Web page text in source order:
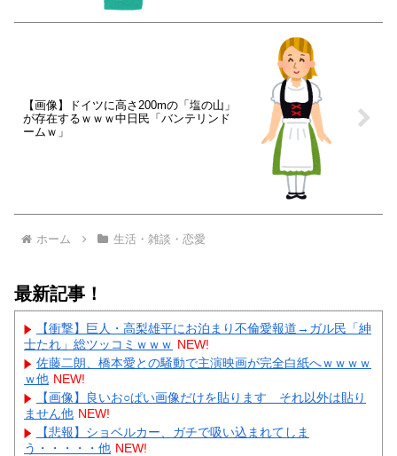
【画像】ドイツに高さ200mの「塩の山」
が存在するｗｗｗ中日民「バンテリンド
ームｗ」
ホーム 生活・雑談・恋愛
最新記事！
【衝撃】巨人・高梨雄平にお泊まり不倫愛報道→ガル民「紳
士たれ」総ツッコミｗｗｗ NEW!
佐藤二朗、橋本愛との騒動で主演映画が完全白紙へｗｗｗｗ
ｗ他 NEW!
【画像】良いお○ぱい画像だけを貼ります それ以外は貼り
ません他 NEW!
【悲報】ショベルカー、ガチで吸い込まれてしま
う・・・・・他 NEW!